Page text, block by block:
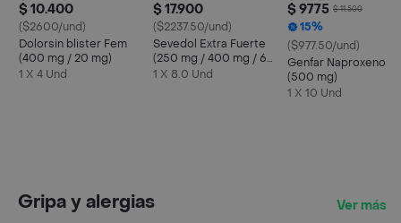
$ 10.400
($2600/und)
Dolorsin blister Fem
(400 mg / 20 mg)
1 X 4 Und
$ 17.900
($2237.50/und)
Sevedol Extra Fuerte
(250 mg / 400 mg / 65
mg)
1 X 8.0 Und
$ 9775 $ 11.500
15%
($977.50/und)
Genfar Naproxeno
(500 mg)
1 X 10 Und
Gripa y alergias Ver más